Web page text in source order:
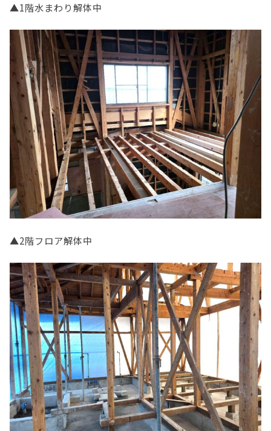
▲1階水まわり解体中
▲2階フロア解体中